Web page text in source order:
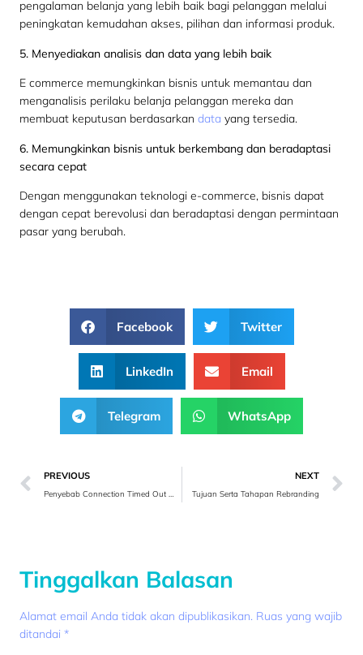
pengalaman belanja yang lebih baik bagi pelanggan melalui
peningkatan kemudahan akses, pilihan dan informasi produk.
5. Menyediakan analisis dan data yang lebih baik
E commerce memungkinkan bisnis untuk memantau dan
menganalisis perilaku belanja pelanggan mereka dan
membuat keputusan berdasarkan data yang tersedia.
6. Memungkinkan bisnis untuk berkembang dan beradaptasi
secara cepat
Dengan menggunakan teknologi e-commerce, bisnis dapat
dengan cepat berevolusi dan beradaptasi dengan permintaan
pasar yang berubah.
Facebook Twitter
LinkedIn Email
Telegram WhatsApp
PREVIOUS
Penyebab Connection Timed Out Website dan Troubleshootingnya
NEXT
Tujuan Serta Tahapan Rebranding
Tinggalkan Balasan
Alamat email Anda tidak akan dipublikasikan. Ruas yang wajib
ditandai *